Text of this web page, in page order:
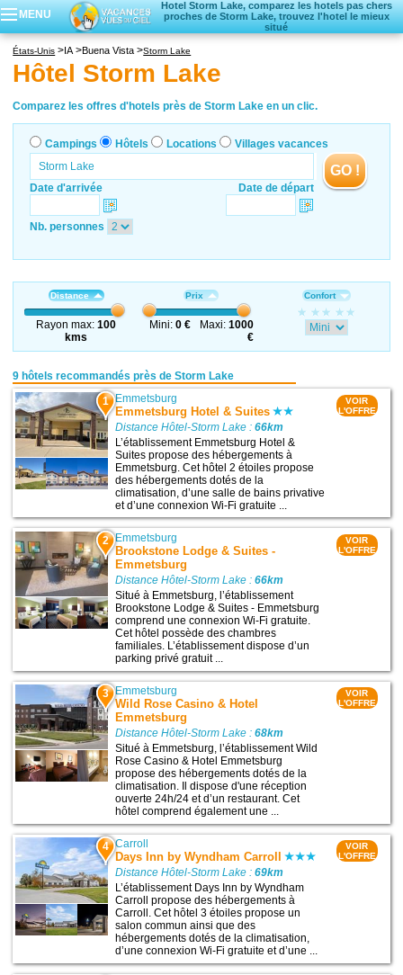
MENU
Hotel Storm Lake, comparez les hotels pas chers
proches de Storm Lake, trouvez l'hotel le mieux
situé
Hôtels
Locations vacances
Villages vacances
États-Unis IA Buena Vista Storm Lake
Hôtel Storm Lake
Comparez les offres d'hotels près de Storm Lake en un clic.
Campings Hôtels Locations Villages vacances
Date d'arrivée Date de départ
GO !
Nb. personnes
Distance
Rayon max:100
kms
Prix
Mini: 0 € Maxi:1000
€
Confort
9 hôtels recommandés près de Storm Lake
1 Emmetsburg
Emmetsburg Hotel & Suites
Distance Hôtel-Storm Lake :66km
L’établissement Emmetsburg Hotel &
Suites propose des hébergements à
Emmetsburg. Cet hôtel 2 étoiles propose
des hébergements dotés de la
climatisation, d’une salle de bains privative
et d’une connexion Wi-Fi gratuite ...
VOIR
L'OFFRE
2 Emmetsburg
Brookstone Lodge & Suites -
Emmetsburg
Distance Hôtel-Storm Lake :66km
Situé à Emmetsburg, l’établissement
Brookstone Lodge & Suites - Emmetsburg
comprend une connexion Wi-Fi gratuite.
Cet hôtel possède des chambres
familiales. L’établissement dispose d’un
parking privé gratuit ...
VOIR
L'OFFRE
3 Emmetsburg
Wild Rose Casino & Hotel
Emmetsburg
Distance Hôtel-Storm Lake :68km
Situé à Emmetsburg, l’établissement Wild
Rose Casino & Hotel Emmetsburg
propose des hébergements dotés de la
climatisation. Il dispose d'une réception
ouverte 24h/24 et d’un restaurant. Cet
hôtel comprend également une ...
VOIR
L'OFFRE
4 Carroll
Days Inn by Wyndham Carroll
Distance Hôtel-Storm Lake :69km
L’établissement Days Inn by Wyndham
Carroll propose des hébergements à
Carroll. Cet hôtel 3 étoiles propose un
salon commun ainsi que des
hébergements dotés de la climatisation,
d’une connexion Wi-Fi gratuite et d’une ...
VOIR
L'OFFRE